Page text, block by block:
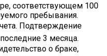
соответствующем 100
пребывания.
Подтверждение
3 месяца.
о браке,